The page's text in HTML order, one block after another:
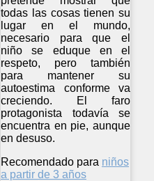
todas las cosas tienen su
lugar en el mundo,
necesario para que el
niño se eduque en el
respeto, pero también
para mantener su
autoestima conforme va
creciendo. El faro
protagonista todavía se
encuentra en pie, aunque
en desuso.
Recomendado para niños
a partir de 3 años